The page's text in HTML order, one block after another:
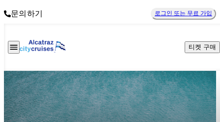
문의하기 로그인 또는 무료 가입
티켓 구매